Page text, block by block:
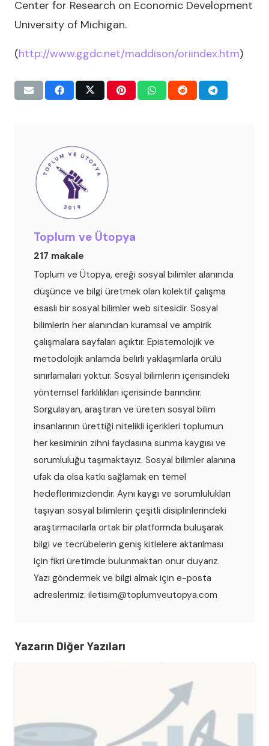
Center for Research on Economic Development
University of Michigan.
(http://www.ggdc.net/maddison/oriindex.htm)
Toplum ve Ütopya
217 makale
Toplum ve Ütopya, ereği sosyal bilimler alanında
düşünce ve bilgi üretmek olan kolektif çalışma
esaslı bir sosyal bilimler web sitesidir. Sosyal
bilimlerin her alanından kuramsal ve ampirik
çalışmalara sayfaları açıktır. Epistemolojik ve
metodolojik anlamda belirli yaklaşımlarla örülü
sınırlamaları yoktur. Sosyal bilimlerin içerisindeki
yöntemsel farklılıkları içerisinde barındırır.
Sorgulayan, araştıran ve üreten sosyal bilim
insanlarının ürettiği nitelikli içerikleri toplumun
her kesiminin zihni faydasına sunma kaygısı ve
sorumluluğu taşımaktayız. Sosyal bilimler alanına
ufak da olsa katkı sağlamak en temel
hedeflerimizdendir. Aynı kaygı ve sorumlulukları
taşıyan sosyal bilimlerin çeşitli disiplinlerindeki
araştırmacılarla ortak bir platformda buluşarak
bilgi ve tecrübelerin geniş kitlelere aktarılması
için fikri üretimde bulunmaktan onur duyarız.
Yazı göndermek ve bilgi almak için e-posta
adreslerimiz: iletisim@toplumveutopya.com
Yazarın Diğer Yazıları